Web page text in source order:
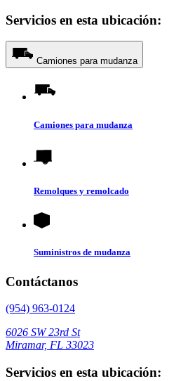
Servicios en esta ubicación:
Camiones para mudanza
Camiones para mudanza
Remolques y remolcado
Suministros de mudanza
Contáctanos
(954) 963-0124
6026 SW 23rd St
Miramar, FL 33023
Servicios en esta ubicación: